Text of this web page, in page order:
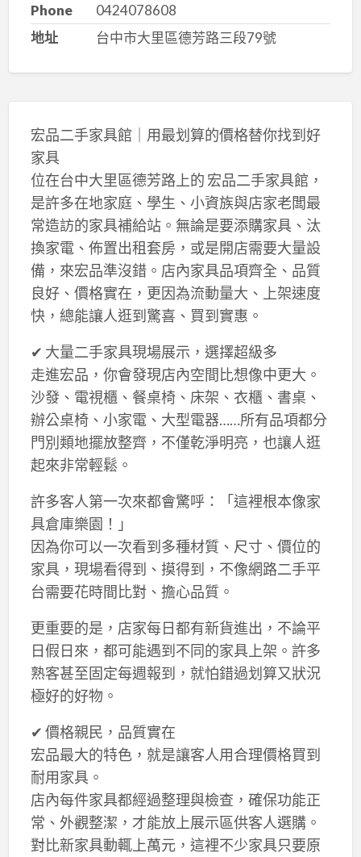
Phone
0424078608
地址
台中市大里區德芳路三段79號
宏品二手家具館｜用最划算的價格替你找到好
家具
位在台中大里區德芳路上的 宏品二手家具館，
是許多在地家庭、學生、小資族與店家老闆最
常造訪的家具補給站。無論是要添購家具、汰
換家電、佈置出租套房，或是開店需要大量設
備，來宏品準沒錯。店內家具品項齊全、品質
良好、價格實在，更因為流動量大、上架速度
快，總能讓人逛到驚喜、買到實惠。
✔ 大量二手家具現場展示，選擇超級多
走進宏品，你會發現店內空間比想像中更大。
沙發、電視櫃、餐桌椅、床架、衣櫃、書桌、
辦公桌椅、小家電、大型電器……所有品項都分
門別類地擺放整齊，不僅乾淨明亮，也讓人逛
起來非常輕鬆。
許多客人第一次來都會驚呼：「這裡根本像家
具倉庫樂園！」
因為你可以一次看到多種材質、尺寸、價位的
家具，現場看得到、摸得到，不像網路二手平
台需要花時間比對、擔心品質。
更重要的是，店家每日都有新貨進出，不論平
日假日來，都可能遇到不同的家具上架。許多
熟客甚至固定每週報到，就怕錯過划算又狀況
極好的好物。
✔ 價格親民，品質實在
宏品最大的特色，就是讓客人用合理價格買到
耐用家具。
店內每件家具都經過整理與檢查，確保功能正
常、外觀整潔，才能放上展示區供客人選購。
對比新家具動輒上萬元，這裡不少家具只要原